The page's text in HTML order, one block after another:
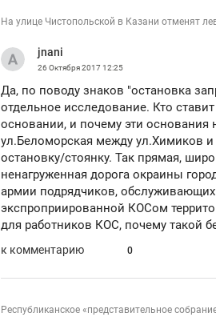
На улице Чистопольской в Казани отменят
jnani
26 Октября 201712:25
Да, по поводу знаков "остановка
отдельное исследование. Кто
основании, и почему эти основания
ул.Беломорская между ул.Химиков и
остановку/стоянку. Так прямая,
ненагруженная дорога окраины
армии подрядчиков,
экспроприированной КОСом
для работников КОС, почему такой
к комментарию 0
Республиканское «представительное